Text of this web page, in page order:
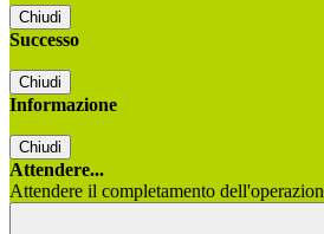
Chiudi
Successo
Chiudi
Informazione
Chiudi
Attendere...
Attendere il completamento